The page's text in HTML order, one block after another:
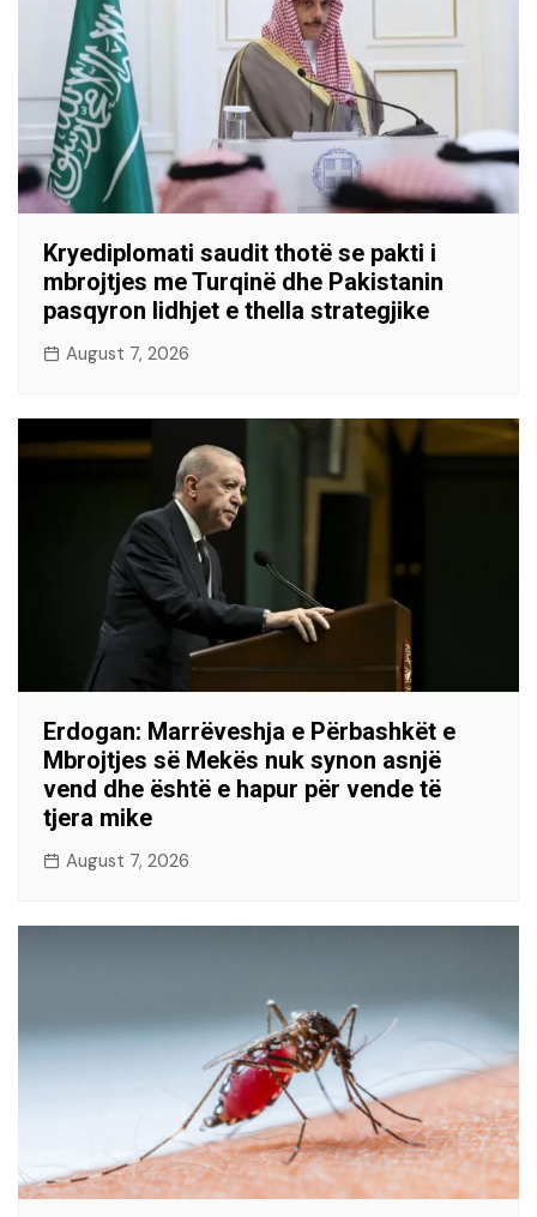
Kryediplomati saudit thotë se pakti i
mbrojtjes me Turqinë dhe Pakistanin
pasqyron lidhjet e thella strategjike
August 7, 2026
Erdogan: Marrëveshja e Përbashkët e
Mbrojtjes së Mekës nuk synon asnjë
vend dhe është e hapur për vende të
tjera mike
August 7, 2026